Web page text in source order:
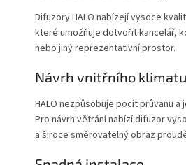
Difuzory HALO nabízejí vysoce
které umožňuje dotvořit kancelář,
nebo jiný reprezentativní prostor.
Návrh vnitřního klimatu
HALO nezpůsobuje pocit průvanu a
Pro návrh větrání nabízí difuzor
a široce směrovatelný obraz